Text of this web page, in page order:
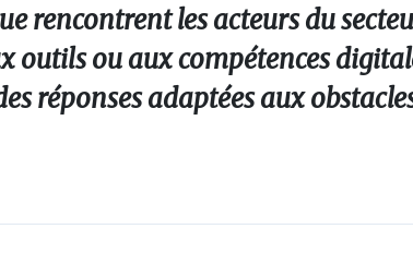
rencontrent les acteurs du
outils ou aux compétences
réponses adaptées aux